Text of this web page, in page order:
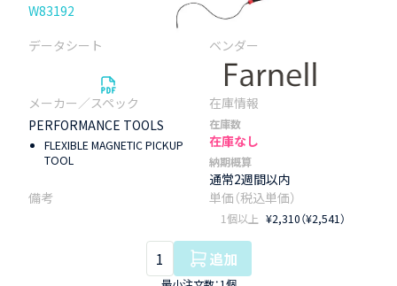
W83192
PERFORMANCE TOOLS
FLEXIBLE MAGNETIC PICKUP
TOOL
在庫数
在庫なし
納期概算
通常2週間以内
1個以上 ¥2,310（¥2,541）
追加